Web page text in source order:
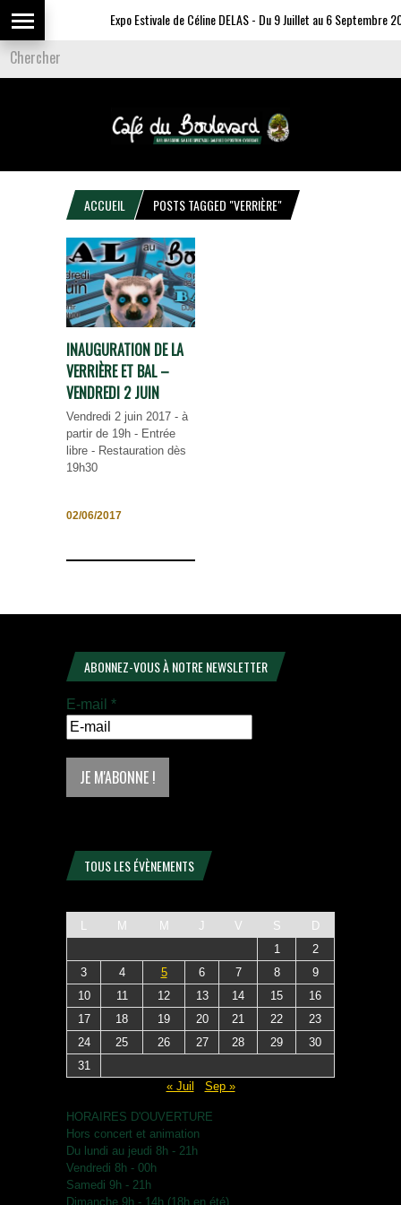
Expo Estivale de Céline DELAS - Du 9 Juillet au 6 Septembre
ACCUEIL POSTS TAGGED "VERRIÈRE"
INAUGURATION DE LA
VERRIÈRE ET BAL –
VENDREDI 2 JUIN
Vendredi 2 juin 2017 - à
partir de 19h - Entrée
libre - Restauration dès
19h30
02/06/2017
ABONNEZ-VOUS À NOTRE NEWSLETTER
E-mail *
TOUS LES ÉVÈNEMENTS
L M M J V S
D
1
2
3
4 5 6 7 8
9
10
11 12 13 14 15
16
17
18 19 20 21 22
23
24
25 26 27 28 29
30
31
« Juil
Sep »
HORAIRES D'OUVERTURE
Hors concert et animation
Du lundi au jeudi 8h - 21h
Vendredi 8h - 00h
Samedi 9h - 21h
Dimanche 9h - 14h (18h en été)